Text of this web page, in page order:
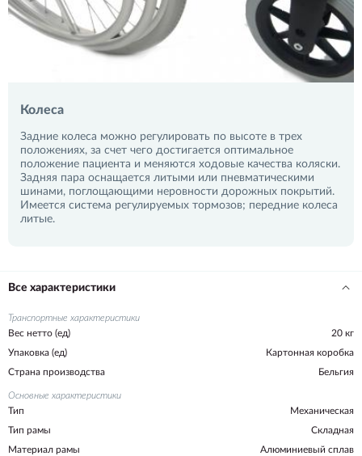
Колеса
Задние колеса можно регулировать по высоте в трех
положениях, за счет чего достигается оптимальное
положение пациента и меняются ходовые качества коляски.
Задняя пара оснащается литыми или пневматическими
шинами, поглощающими неровности дорожных покрытий.
Имеется система регулируемых тормозов; передние колеса
литые.
Все характеристики
Транспортные характеристики
Вес нетто (ед)
20 кг
Упаковка (ед)
Картонная коробка
Страна производства
Бельгия
Основные характеристики
Тип
Механическая
Тип рамы
Складная
Материал рамы
Алюминиевый сплав